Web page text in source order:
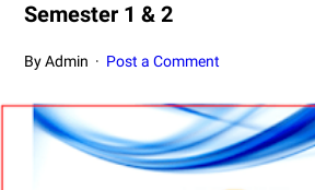
Semester 1 & 2
By Admin Post a Comment